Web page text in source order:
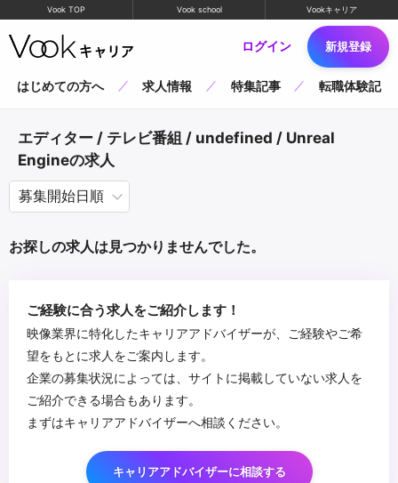
Vook TOP Vook school Vookキャリア
ログイン 新規登録
はじめての方へ 求人情報 特集記事 転職体験記
エディター / テレビ番組 / undefined / Unreal
Engineの求人
お探しの求人は見つかりませんでした。
ご経験に合う求人をご紹介します！
映像業界に特化したキャリアアドバイザーが、ご経験やご希
望をもとに求人をご案内します。
企業の募集状況によっては、サイトに掲載していない求人を
ご紹介できる場合もあります。
まずはキャリアアドバイザーへ相談ください。
キャリアアドバイザーに相談する